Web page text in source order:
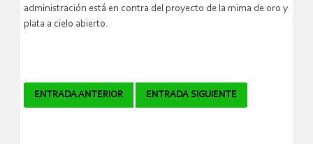
administración está en contra del proyecto de la mima de oro y
plata a cielo abierto.
Navegador
ENTRADA ANTERIOR ENTRADA SIGUIENTE